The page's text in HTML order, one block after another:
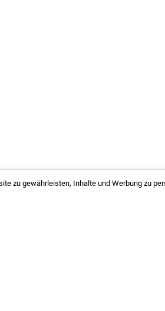
zu gewährleisten, Inhalte und Werbung zu